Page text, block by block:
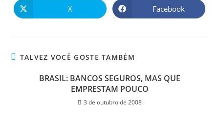
X Facebook
TALVEZ VOCÊ GOSTE TAMBÉM
BRASIL: BANCOS SEGUROS, MAS QUE
EMPRESTAM POUCO
3 de outubro de 2008